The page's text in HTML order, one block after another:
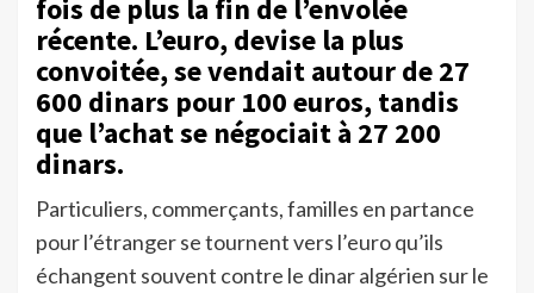
fois de plus la fin de l’envolée
récente. L’euro, devise la plus
convoitée, se vendait autour de 27
600 dinars pour 100 euros, tandis
que l’achat se négociait à 27 200
dinars.
Particuliers, commerçants, familles en partance
pour l’étranger se tournent vers l’euro qu’ils
échangent souvent contre le dinar algérien sur le